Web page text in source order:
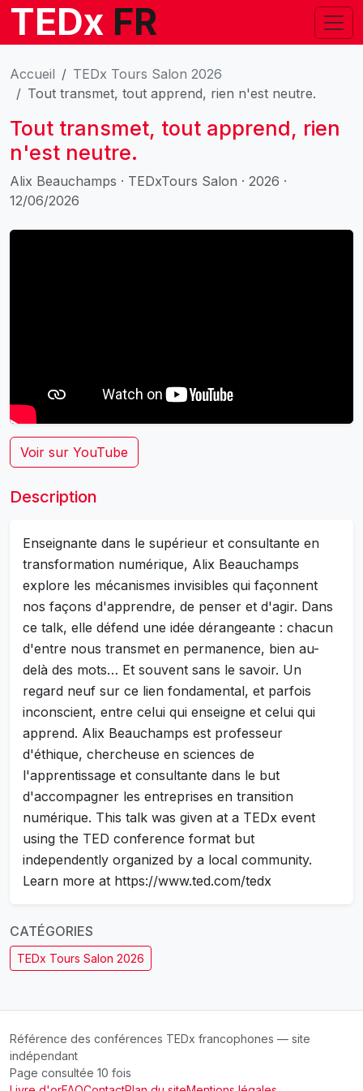
TEDx FR
Accueil
TEDx Tours Salon 2026
Tout transmet, tout apprend, rien n'est neutre.
Tout transmet, tout apprend, rien
n'est neutre.
Alix Beauchamps · TEDxTours Salon · 2026 ·
12/06/2026
Voir sur YouTube
Description
Enseignante dans le supérieur et consultante en
transformation numérique, Alix Beauchamps
explore les mécanismes invisibles qui façonnent
nos façons d'apprendre, de penser et d'agir. Dans
ce talk, elle défend une idée dérangeante : chacun
d'entre nous transmet en permanence, bien au-
delà des mots… Et souvent sans le savoir. Un
regard neuf sur ce lien fondamental, et parfois
inconscient, entre celui qui enseigne et celui qui
apprend. Alix Beauchamps est professeur
d'éthique, chercheuse en sciences de
l'apprentissage et consultante dans le but
d'accompagner les entreprises en transition
numérique. This talk was given at a TEDx event
using the TED conference format but
independently organized by a local community.
Learn more at https://www.ted.com/tedx
CATÉGORIES
TEDx Tours Salon 2026
Référence des conférences TEDx francophones — site
indépendant
Page consultée 10 fois